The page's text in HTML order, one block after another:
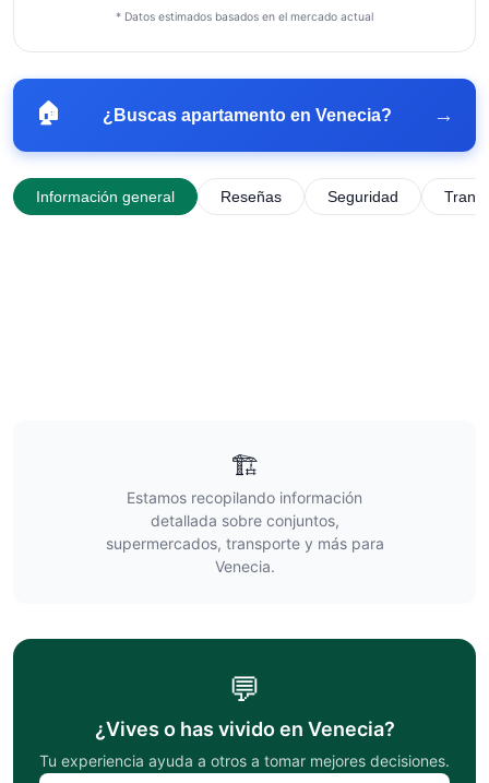
* Datos estimados basados en el mercado actual
🏠 ¿Buscas apartamento en Venecia? →
Información general Reseñas Seguridad
🏗️
Estamos recopilando información
detallada sobre conjuntos,
supermercados, transporte y más para
Venecia.
💬
¿Vives o has vivido en Venecia?
Tu experiencia ayuda a otros a tomar mejores decisiones.